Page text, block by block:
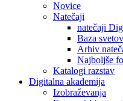
Novice
Natečaji
natečaji
Baza
Arhiv
Najboljše
Katalogi razstav
Digitalna akademija
Izobraževanja